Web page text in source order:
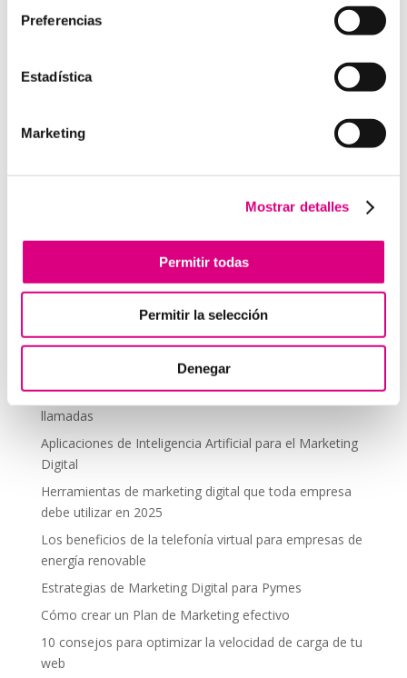
Preferencias
Estadística
Marketing
Mostrar detalles
Permitir todas
Permitir la selección
Denegar
para publicar un
comentario.
Telefonía virtual para el trabajo remoto: comunícate
desde donde estés
Tendencias actuales en marketing y publicidad que
debes aplicar en tu plan de marketing
Centralitas virtuales: una solución para la gestión de
llamadas
Aplicaciones de Inteligencia Artificial para el Marketing
Digital
Herramientas de marketing digital que toda empresa
debe utilizar en 2025
Los beneficios de la telefonía virtual para empresas de
energía renovable
Estrategias de Marketing Digital para Pymes
Cómo crear un Plan de Marketing efectivo
10 consejos para optimizar la velocidad de carga de tu
web